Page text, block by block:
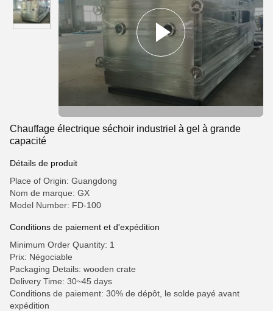
Chauffage électrique séchoir industriel à gel à grande
capacité
Détails de produit
Place of Origin: Guangdong
Nom de marque: GX
Model Number: FD-100
Conditions de paiement et d'expédition
Minimum Order Quantity: 1
Prix: Négociable
Packaging Details: wooden crate
Delivery Time: 30~45 days
Conditions de paiement: 30% de dépôt, le solde payé avant
expédition